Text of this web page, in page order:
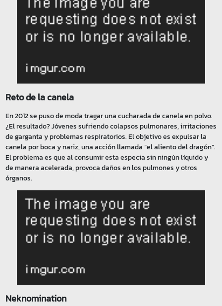
Reto de la canela
En 2012 se puso de moda tragar una cucharada de canela en polvo.
¿El resultado? Jóvenes sufriendo colapsos pulmonares, irritaciones
de garganta y problemas respiratorios. El objetivo es expulsar la
canela por boca y nariz, una acción llamada “el aliento del dragón”.
El problema es que al consumir esta especia sin ningún líquido y
de manera acelerada, provoca daños en los pulmones y otros
órganos.
Neknomination